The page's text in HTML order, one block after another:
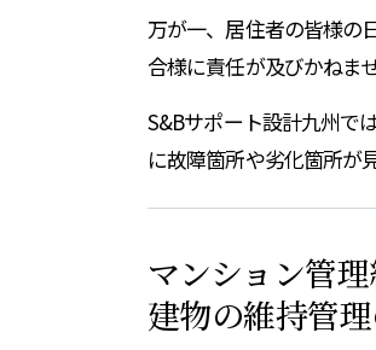
万が一、居住者の皆様の
合様に責任が及びかねま
S&Bサポート設計九州で
に故障箇所や劣化箇所が
マンション管
建物の維持管